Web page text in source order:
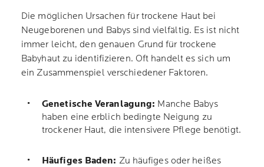
Die möglichen Ursachen für trockene Haut bei
Neugeborenen und Babys sind vielfältig. Es ist nicht
immer leicht, den genauen Grund für trockene
Babyhaut zu identifizieren. Oft handelt es sich um
ein Zusammenspiel verschiedener Faktoren.
Genetische Veranlagung: Manche Babys
haben eine erblich bedingte Neigung zu
trockener Haut, die intensivere Pflege benötigt.
Häufiges Baden: Zu häufiges oder heißes